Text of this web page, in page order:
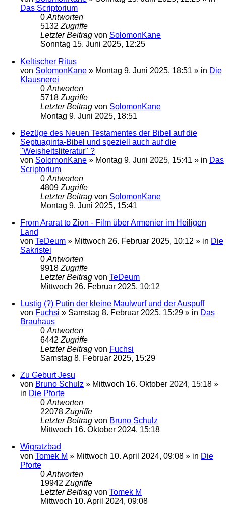
Das Scriptorium
0 Antworten
5132 Zugriffe
Letzter Beitrag von SolomonKane
Sonntag 15. Juni 2025, 12:25
Keltischer Ritus
von SolomonKane » Montag 9. Juni 2025, 18:51 » in Die
Klausnerei
0 Antworten
5718 Zugriffe
Letzter Beitrag von SolomonKane
Montag 9. Juni 2025, 18:51
Bezüge des Neuen Testamentes der Bibel auf die
Septuaginta-Bibel und speziell auch auf die
"Weisheitsliteratur" ?
von SolomonKane » Montag 9. Juni 2025, 15:41 » in Das
Scriptorium
0 Antworten
4809 Zugriffe
Letzter Beitrag von SolomonKane
Montag 9. Juni 2025, 15:41
From Ararat to Zion - Film über Armenier im Heiligen
Land
von TeDeum » Mittwoch 26. Februar 2025, 10:12 » in Die
Sakristei
0 Antworten
9918 Zugriffe
Letzter Beitrag von TeDeum
Mittwoch 26. Februar 2025, 10:12
Lustig (?) Putin der kleine Maulwurf und der Auspuff
von Fuchsi » Samstag 8. Februar 2025, 15:29 » in Das
Brauhaus
0 Antworten
6442 Zugriffe
Letzter Beitrag von Fuchsi
Samstag 8. Februar 2025, 15:29
Zu Geburt Jesu
von Bruno Schulz » Mittwoch 16. Oktober 2024, 15:18 »
in Die Pforte
0 Antworten
22078 Zugriffe
Letzter Beitrag von Bruno Schulz
Mittwoch 16. Oktober 2024, 15:18
Wigratzbad
von Tomek M » Mittwoch 10. April 2024, 09:08 » in Die
Pforte
0 Antworten
19942 Zugriffe
Letzter Beitrag von Tomek M
Mittwoch 10. April 2024, 09:08